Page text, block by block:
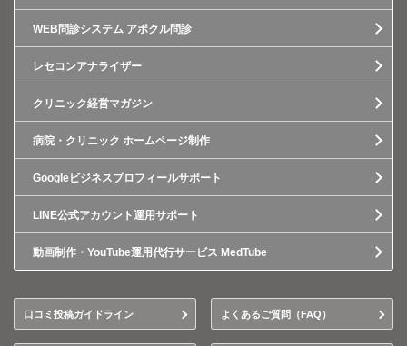
WEB問診システム アポクル問診
レセコンアナライザー
クリニック経営マガジン
病院・クリニック ホームページ制作
Googleビジネスプロフィールサポート
LINE公式アカウント運用サポート
動画制作・YouTube運用代行サービス MedTube
口コミ投稿ガイドライン よくあるご質問（FAQ）